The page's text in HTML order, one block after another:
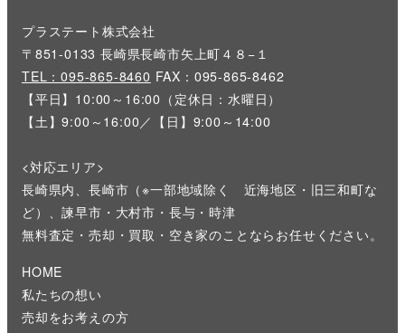
プラステート株式会社
〒851-0133 長崎県長崎市矢上町４８−１
TEL：095-865-8460 FAX：095-865-8462
【平日】10:00～16:00（定休日：水曜日）
【土】9:00～16:00／【日】9:00～14:00
<対応エリア>
長崎県内、長崎市（※一部地域除く 近海地区・旧三和町な
ど）、諫早市・大村市・長与・時津
無料査定・売却・買取・空き家のことならお任せください。
HOME
私たちの想い
売却をお考えの方